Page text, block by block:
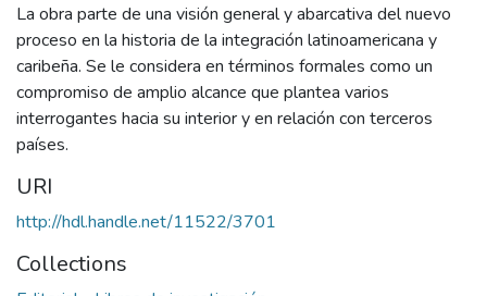
La obra parte de una visión general y abarcativa del nuevo
proceso en la historia de la integración latinoamericana y
caribeña. Se le considera en términos formales como un
compromiso de amplio alcance que plantea varios
interrogantes hacia su interior y en relación con terceros
países.
URI
http://hdl.handle.net/11522/3701
Collections